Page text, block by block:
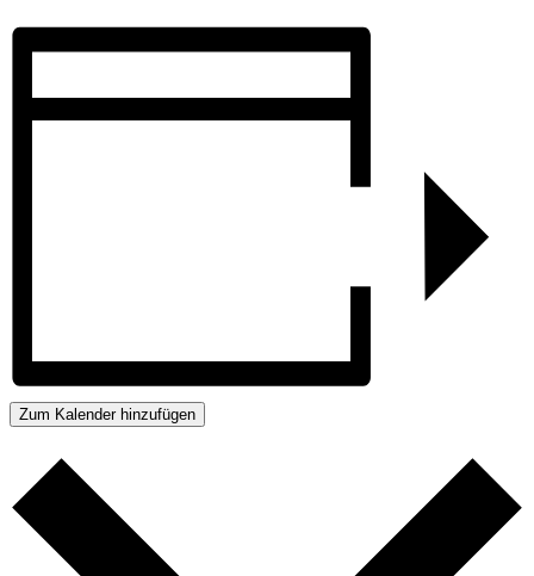
Zum Kalender hinzufügen